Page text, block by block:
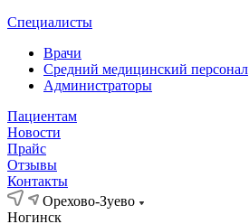
Специалисты
Врачи
Средний медицинский персонал
Администраторы
Пациентам
Новости
Прайс
Отзывы
Контакты
Орехово-Зуево
Ногинск